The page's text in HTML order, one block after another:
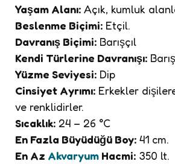
Yaşam Alanı: Açık, kumluk
Beslenme Biçimi: Etçil.
Davranış Biçimi: Barışçıl
Kendi Türlerine Davranışı:
Yüzme Seviyesi: Dip
Cinsiyet Ayrımı: Erkekler
ve renklidirler.
Sıcaklık: 24 – 26 °C
En Fazla Büyüdüğü Boy: 41 cm.
En Az Akvaryum Hacmi: 350 lt.